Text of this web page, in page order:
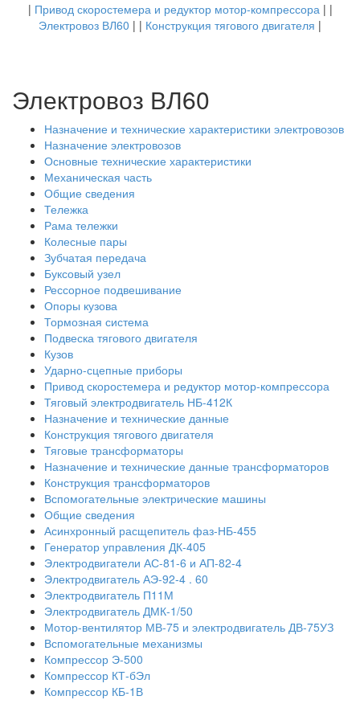
| Привод скоростемера и редуктор мотор-компрессора| |
Электровоз ВЛ60 | | Конструкция тягового двигателя |
Электровоз ВЛ60
Назначение и технические характеристики электровозов
Назначение электровозов
Основные технические характеристики
Механическая часть
Общие сведения
Тележка
Рама тележки
Колесные пары
Зубчатая передача
Буксовый узел
Рессорное подвешивание
Опоры кузова
Тормозная система
Подвеска тягового двигателя
Кузов
Ударно-сцепные приборы
Привод скоростемера и редуктор мотор-компрессора
Тяговый электродвигатель НБ-412К
Назначение и технические данные
Конструкция тягового двигателя
Тяговые трансформаторы
Назначение и технические данные трансформаторов
Конструкция трансформаторов
Вспомогательные электрические машины
Общие сведения
Асинхронный расщепитель фаз-НБ-455
Генератор управления ДК-405
Электродвигатели АС-81-6 и АП-82-4
Электродвигатель АЭ-92-4 . 60
Электродвигатель П11М
Электродвигатель ДМК-1/50
Мотор-вентилятор МВ-75 и электродвигатель ДВ-75УЗ
Вспомогательные механизмы
Компрессор Э-500
Компрессор КТ-бЭл
Компрессор КБ-1В